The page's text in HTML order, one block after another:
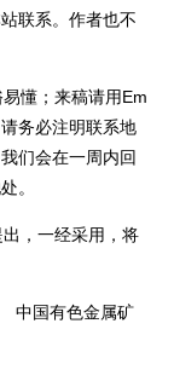
联系。作者也不
懂；来稿请用Em
务必注明联系地
们会在一周内回
。
，一经采用，将
国有色金属矿